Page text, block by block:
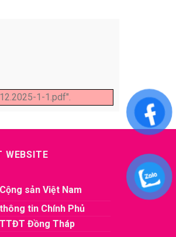
1-1.pdf".
WEBSITE
sản Việt Nam
tin Chính Phủ
Đồng Tháp